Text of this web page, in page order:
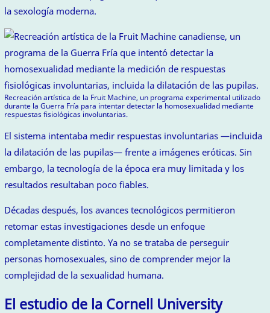
la sexología moderna.
Recreación artística de la Fruit Machine, un programa experimental utilizado
durante la Guerra Fría para intentar detectar la homosexualidad mediante
respuestas fisiológicas involuntarias.
El sistema intentaba medir respuestas involuntarias —incluida
la dilatación de las pupilas— frente a imágenes eróticas. Sin
embargo, la tecnología de la época era muy limitada y los
resultados resultaban poco fiables.
Décadas después, los avances tecnológicos permitieron
retomar estas investigaciones desde un enfoque
completamente distinto. Ya no se trataba de perseguir
personas homosexuales, sino de comprender mejor la
complejidad de la sexualidad humana.
El estudio de la Cornell University